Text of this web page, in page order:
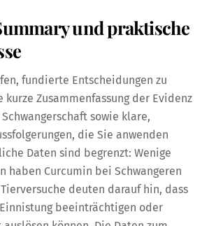
und praktische
fundierte Entscheidungen zu
Zusammenfassung der Evidenz
sowie klare,
die Sie anwenden
Daten sind begrenzt: Wenige
haben Curcumin bei Schwangeren
deuten darauf hin, dass
beeinträchtigen oder